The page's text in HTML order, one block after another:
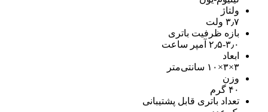
ولتاژ
۳٫۷ ولت
بازه ظرفیت باتری
۲٫۵-۳٫۰ آمپر ساعت
ابعاد
۳×۳×۱۰ سانتی‌متر
وزن
۴۰ گرم
تعداد باتری قابل پشتیبانی